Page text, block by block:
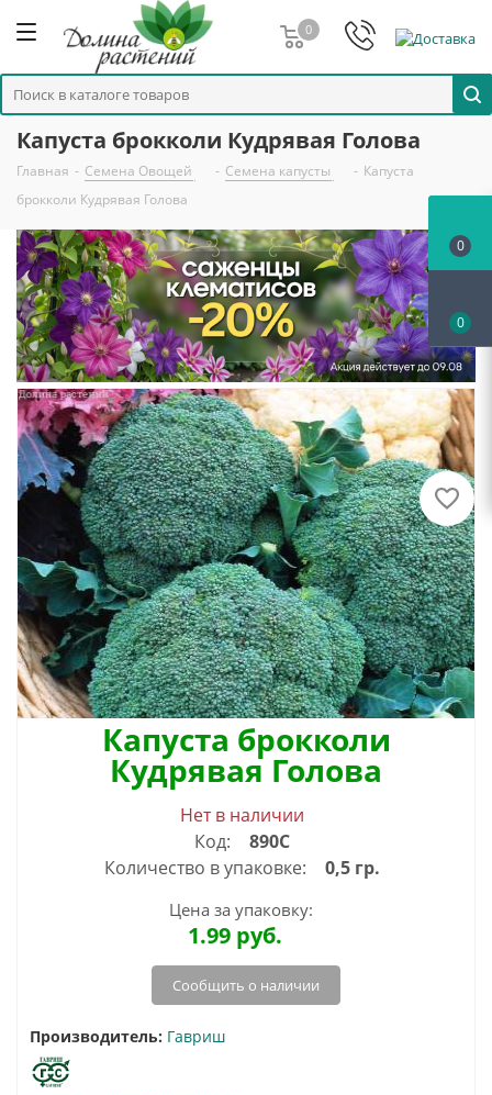
0
Капуста брокколи Кудрявая Голова
Главная - Семена Овощей - Семена капусты - Капуста
брокколи Кудрявая Голова
Капуста брокколи
Кудрявая Голова
Нет в наличии
Код:
890С
Количество в упаковке:
0,5 гр.
Цена за упаковку:
1.99 руб.
Сообщить о наличии
Производитель: Гавриш
0
0